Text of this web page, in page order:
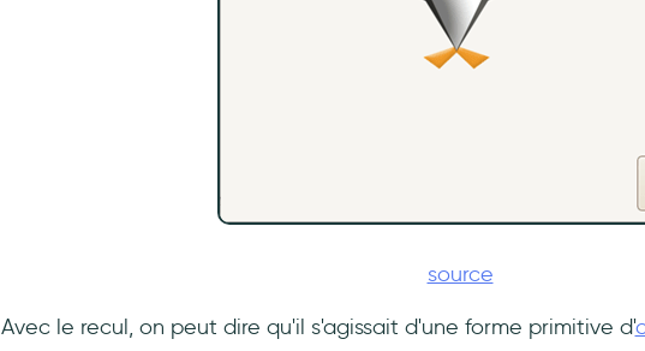
source
Avec le recul, on peut dire qu'il s'agissait d'une forme primitive d'